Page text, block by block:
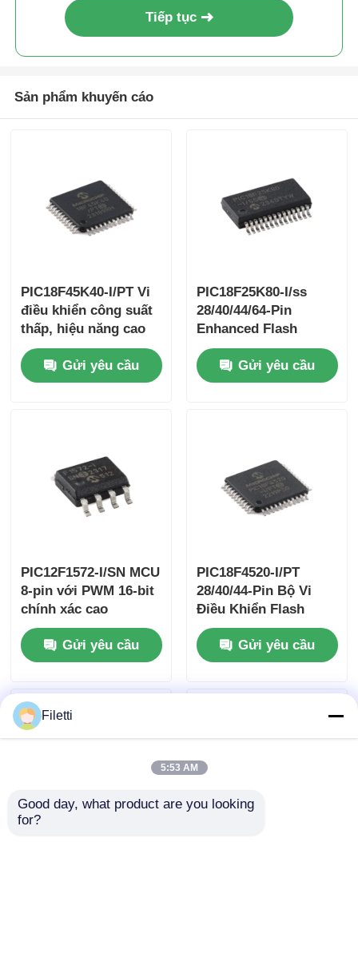
Tiếp tục
Sản phẩm khuyến cáo
PIC18F45K40-I/PT Vi
điều khiển công suất
thấp, hiệu năng cao
chân cắm 28/40/44
với công nghệ XLP
Gửi yêu cầu
PIC18F25K80-I/ss
28/40/44/64-Pin
Enhanced Flash
Microcontrollers với
Công nghệ ECANTM
XLP
Gửi yêu cầu
PIC12F1572-I/SN MCU
8-pin với PWM 16-bit
chính xác cao
Gửi yêu cầu
PIC18F4520-I/PT
28/40/44-Pin Bộ Vi
Điều Khiển Flash
Nâng Cao Với Công
Nghệ A/D 10-Bit Và
Công Nghệ Tiêu Thụ
Gửi yêu cầu
Filetti
5:53 AM
Good day, what product are you looking
for?